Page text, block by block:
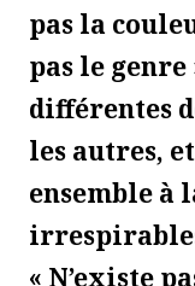
pas la
pas le genre
différentes
les autres,
ensemble à
« N’existe